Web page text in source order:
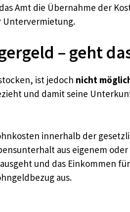
Amt die Übernahme der
Untervermietung.
– geht
ist jedoch nicht
und damit seine
innerhalb der
aus eigenem
und das Einkommen
aus.